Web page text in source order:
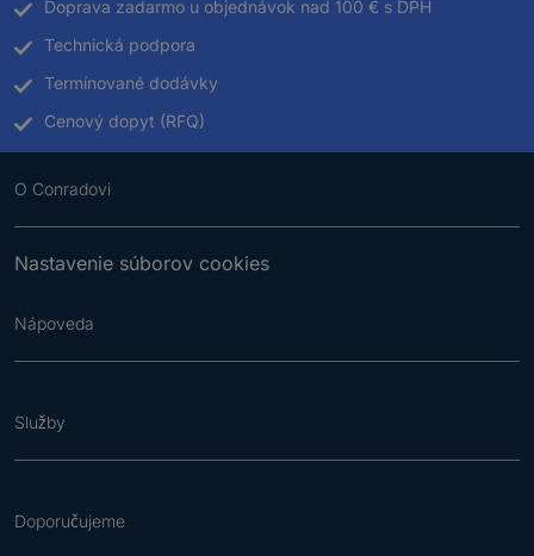
Doprava zadarmo u objednávok nad 100 € s DPH
Technická podpora
Termínované dodávky
Cenový dopyt (RFQ)
O Conradovi
Nastavenie súborov cookies
Nápoveda
Služby
Doporučujeme